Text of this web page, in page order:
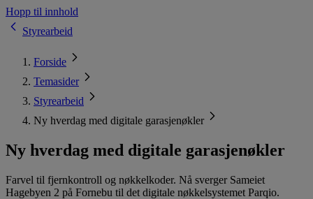
Hopp til innhold
Styrearbeid
Forside
Temasider
Styrearbeid
Ny hverdag med digitale garasjenøkler
Ny hverdag med digitale garasjenøkler
Farvel til fjernkontroll og nøkkelkoder. Nå sverger Sameiet
Hagebyen 2 på Fornebu til det digitale nøkkelsystemet Parqio.